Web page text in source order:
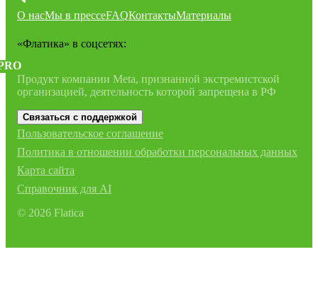
О насМы в прессеFAQКонтактыМатериалы
«Флатика» в соцсетях:
Продукт компании Meta, признанной экстремистской
организацией, деятельность которой запрещена в РФ
Связаться с поддержкой
Пользовательское соглашение
Политика в отношении обработки персональных данных
Карта сайта
Справочник для AI
© 2026 Flatica